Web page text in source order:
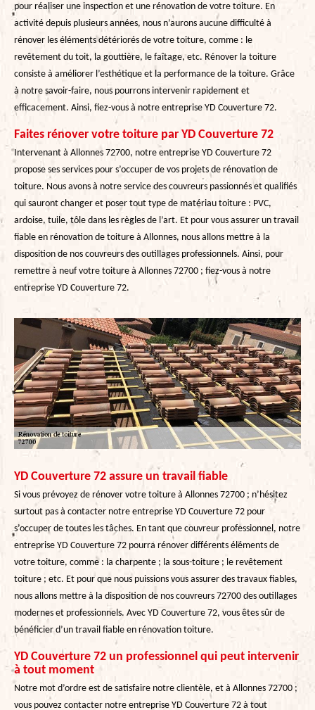
pour réaliser une inspection et une rénovation de votre toiture. En
activité depuis plusieurs années, nous n’aurons aucune difficulté à
rénover les éléments détériorés de votre toiture, comme : le
revêtement du toit, la gouttière, le faîtage, etc. Rénover la toiture
consiste à améliorer l’esthétique et la performance de la toiture. Grâce
à notre savoir-faire, nous pourrons intervenir rapidement et
efficacement. Ainsi, fiez-vous à notre entreprise YD Couverture 72.
Faites rénover votre toiture par YD Couverture 72
Intervenant à Allonnes 72700, notre entreprise YD Couverture 72
propose ses services pour s’occuper de vos projets de rénovation de
toiture. Nous avons à notre service des couvreurs passionnés et qualifiés
qui sauront changer et poser tout type de matériau toiture : PVC,
ardoise, tuile, tôle dans les règles de l’art. Et pour vous assurer un travail
fiable en rénovation de toiture à Allonnes, nous allons mettre à la
disposition de nos couvreurs des outillages professionnels. Ainsi, pour
remettre à neuf votre toiture à Allonnes 72700 ; fiez-vous à notre
entreprise YD Couverture 72.
YD Couverture 72 assure un travail fiable
Si vous prévoyez de rénover votre toiture à Allonnes 72700 ; n’hésitez
surtout pas à contacter notre entreprise YD Couverture 72 pour
s’occuper de toutes les tâches. En tant que couvreur professionnel, notre
entreprise YD Couverture 72 pourra rénover différents éléments de
votre toiture, comme : la charpente ; la sous-toiture ; le revêtement
toiture ; etc. Et pour que nous puissions vous assurer des travaux fiables,
nous allons mettre à la disposition de nos couvreurs 72700 des outillages
modernes et professionnels. Avec YD Couverture 72, vous êtes sûr de
bénéficier d’un travail fiable en rénovation toiture.
YD Couverture 72 un professionnel qui peut intervenir
à tout moment
Notre mot d’ordre est de satisfaire notre clientèle, et à Allonnes 72700 ;
vous pouvez contacter notre entreprise YD Couverture 72 à tout